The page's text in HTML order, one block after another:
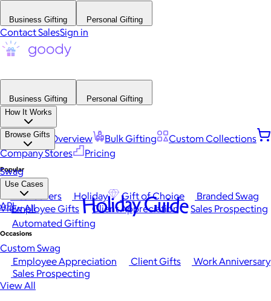
Business Gifting Personal Gifting
Contact SalesSign in
Business Gifting
Personal Gifting
How It Works
Platform Overview Bulk Gifting
Custom Collections
Company Stores
Pricing
Browse Gifts
Popular
Best Sellers Holiday Gift of Choice
Branded Swag
View All
Occasions
Employee Appreciation Client Gifts
Work Anniversary
Sales Prospecting
View All
Swag
Use Cases
Employee Gifts Client Appreciation
Sales Prospecting
Automated Gifting
Custom Swag
API Holiday Guide